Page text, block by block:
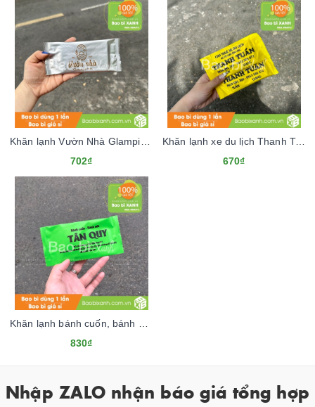
702₫
Khăn lạnh xe du lịch Thanh Tuấn
670₫
830₫
Nhập ZALO nhận báo giá tổng hợp